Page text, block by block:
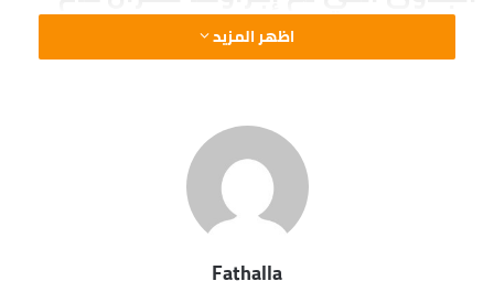
2009 من خلال اتحاد مكاتب استشارية
قادمة مع إنشاء كوبري مروري جديد
بديلا عن المرور أعلى جسم خزان
أسوان، حيث إن زيادة عمر خزان أسوان
اظهر المزيد
Fathalla